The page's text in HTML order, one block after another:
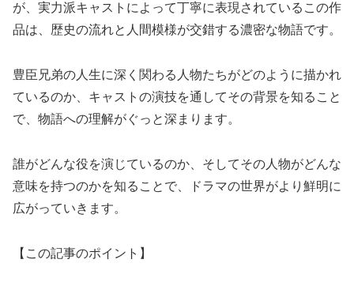
が、実力派キャストによって丁寧に表現されているこの作
品は、歴史の流れと人間模様が交錯する濃密な物語です。
豊臣兄弟の人生に深く関わる人物たちがどのように描かれ
ているのか、キャストの演技を通してその背景を知ること
で、物語への理解がぐっと深まります。
誰がどんな役を演じているのか、そしてその人物がどんな
意味を持つのかを知ることで、ドラマの世界がより鮮明に
広がっていきます。
【この記事のポイント】